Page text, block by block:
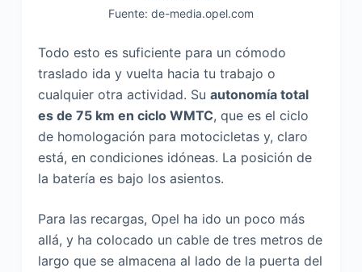
Fuente: de-media.opel.com
Todo esto es suficiente para un cómodo
traslado ida y vuelta hacia tu trabajo o
cualquier otra actividad. Su autonomía total
es de 75 km en ciclo WMTC, que es el ciclo
de homologación para motocicletas y, claro
está, en condiciones idóneas. La posición de
la batería es bajo los asientos.
Para las recargas, Opel ha ido un poco más
allá, y ha colocado un cable de tres metros de
largo que se almacena al lado de la puerta del